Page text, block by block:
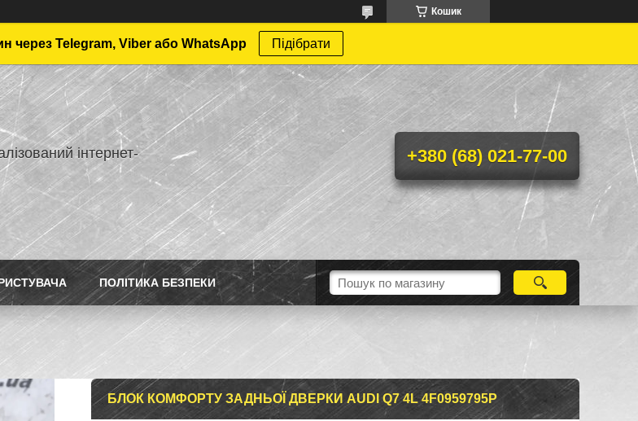
Кошик
через Telegram, Viber або WhatsApp Підібрати
інтернет-
+380 (68) 021-77-00
ПОЛІТИКА БЕЗПЕКИ
БЛОК КОМФОРТУ ЗАДНЬОЇ ДВЕРКИ AUDI Q7 4L 4F0959795P